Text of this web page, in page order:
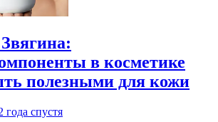
в косметике
полезными для кожи
года спустя